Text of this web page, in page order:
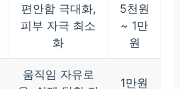
편안함 극대화,
피부 자극 최소
화
5천원
~ 1만
원
움직임 자유로
1만원